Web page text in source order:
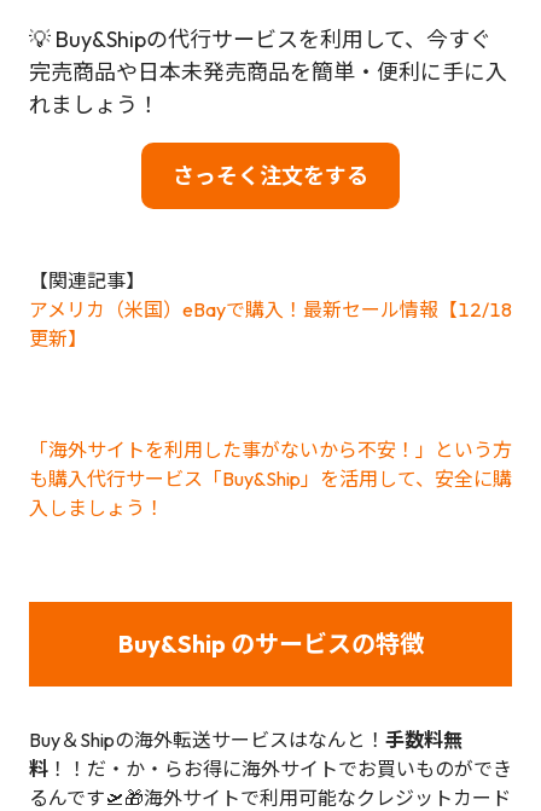
💡 Buy&Shipの代行サービスを利用して、今すぐ
完売商品や日本未発売商品を簡単・便利に手に入
れましょう！
さっそく注文をする
【関連記事】
アメリカ（米国）eBayで購入！最新セール情報【12/18
更新】
「海外サイトを利用した事がないから不安！」という方
も購入代行サービス「Buy&Ship」を活用して、安全に購
入しましょう！
Buy&Ship のサービスの特徴
Buy＆Shipの海外転送サービスはなんと！ 手数料無
料 ！！だ・か・らお得に海外サイトでお買いものができ
るんです🛫🎁海外サイトで利用可能なクレジットカード